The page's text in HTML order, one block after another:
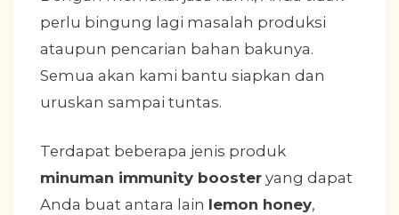
perlu bingung lagi masalah produksi
ataupun pencarian bahan bakunya.
Semua akan kami bantu siapkan dan
uruskan sampai tuntas.
Terdapat beberapa jenis produk
minuman immunity booster yang dapat
Anda buat antara lain lemon honey,